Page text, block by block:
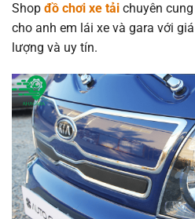
Shop đồ chơi xe tải chuyên
cho anh em lái xe và gara với
lượng và uy tín.